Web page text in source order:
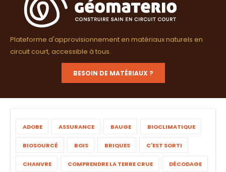
Plateforme d'approvisionnement en matériaux naturels en
circuit court, accessible à tous.
BESOIN DE MATÉRIAUX ?
ADOBE ASSURANCE BAUGE BIOCLIMATIQUE
BIOSOURCÉ BOIS BRIQUES C'EST SORTI
CHANVRE COMPRENDRE LA TERRE CRUE DÉCODAGE